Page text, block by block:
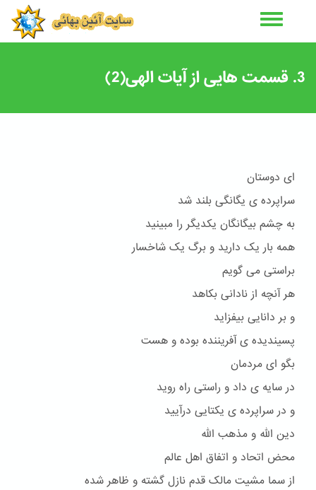
3. قسمت هایی از آیات الهی(2)
ای دوستان
سراپرده ی یگانگی بلند شد
به چشم بیگانگان یکدیگر را مبینید
همه بار یک دارید و برگ یک شاخسار
براستی می گویم
هر آنچه از نادانی بکاهد
و بر دانایی بیفزاید
پسیندیده ی آفریننده بوده و هست
بگو ای مردمان
در سایه ی داد و راستی راه روید
و در سراپرده ی یکتایی درآیید
دین الله و مذهب الله
محض اتحاد و اتفاق اهل عالم
از سما مشیت مالک قدم نازل گشته و ظاهر شده